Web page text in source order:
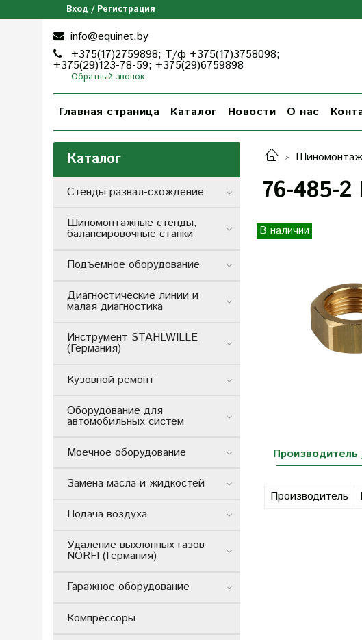
Вход / Регистрация
info@equinet.by
+375(17)2759898; Т/ф +375(17)3758098;
+375(29)123-78-59; +375(29)6759898
Обратный звонок
Главная страница Каталог Новости О нас
76-485-2
В наличии
Производитель
Каталог
Стенды развал-схождение
Шиномонтажные стенды,
балансировочные станки
Подъемное оборудование
Диагностические линии и
малая диагностика
Инструмент STAHLWILLE
(Германия)
Кузовной ремонт
Оборудование для
автомобильных систем
Моечное оборудование
Замена масла и жидкостей
Подача воздуха
Удаление выхлопных газов
NORFI (Германия)
Гаражное оборудование
Компрессоры